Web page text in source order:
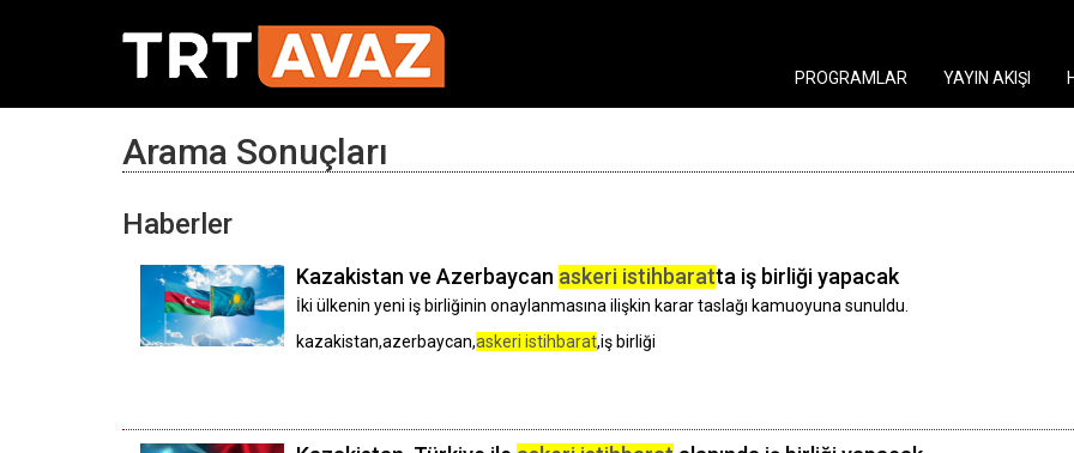
PROGRAMLAR YAYIN AKIŞI
Arama Sonuçları
Haberler
Kazakistan ve Azerbaycan askeri istihbaratta iş birliği yapacak
İki ülkenin yeni iş birliğinin onaylanmasına ilişkin karar taslağı kamuoyuna sunuldu.
kazakistan,azerbaycan,askeri istihbarat,iş birliği